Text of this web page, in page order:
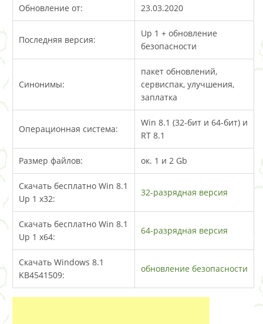
Обновление от: 23.03.2020
Последняя версия:
Up 1 + обновление
безопасности
Синонимы:
пакет обновлений,
сервиспак, улучшения,
заплатка
Операционная система:
Win 8.1 (32-бит и 64-бит) и
RT 8.1
Размер файлов: ок. 1 и 2 Gb
Скачать бесплатно Win 8.1
Up 1 x32:
32-разрядная версия
Скачать бесплатно Win 8.1
Up 1 x64:
64-разрядная версия
Cкачать Windows 8.1
KB4541509:
обновление безопасности